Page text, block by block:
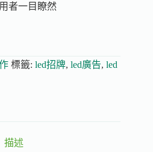
者一目瞭然
標籤: led招牌, led廣告, led
描述